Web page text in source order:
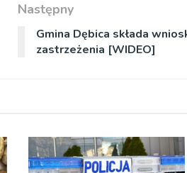
Następny
Gmina Dębica składa
zastrzeżenia [WIDEO]